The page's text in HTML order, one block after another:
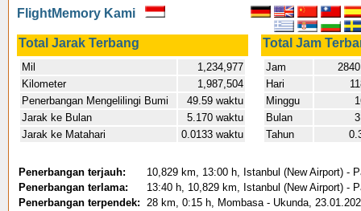
Where in the world have you flown?
How long have you been in the air?
Create your own FlightMemory and see!
FlightMemory Kami
Total Jarak Terbang Total Jam
Mil
1,234,977
Kilometer
1,987,504
Penerbangan Mengelilingi Bumi
49.59 waktu
Jarak ke Bulan
5.170 waktu
Jarak ke Matahari
0.0133 waktu
Jam
Hari
Minggu
Bulan
Tahun
Penerbangan terjauh:
10,829 km, 13:00 h, Istanbul (New Airport) -
Penerbangan terlama:
13:40 h, 10,829 km, Istanbul (New Airport) -
Penerbangan terpendek: 28 km, 0:15 h, Mombasa - Ukunda,